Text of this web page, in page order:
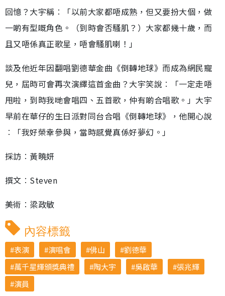
回憶？大宇稱︰「以前大家都唔成熟，但又要扮大個，做
一啲有型嘅角色。（到時會否騷肌？）大家都幾十歲，而
且又唔係真正歌星，唔會騷肌喇！」
談及他近年因翻唱劉德華金曲《倒轉地球》而成為網民寵
兒，屆時可會再次演繹這首金曲？大宇笑說︰「一定走唔
甩啦，到時我哋會唱四、五首歌，仲有啲合唱歌。」大宇
早前在華仔的生日派對同台合唱《倒轉地球》，他開心說
︰「我好榮幸參與，當時感覺真係好夢幻。」
採訪︰黃曉妍
撰文︰Steven
美術︰梁政敏
內容標籤
表演 演唱會 佛山
劉德華
萬千星輝頒獎典禮
陶大宇 吳啟華
張兆輝
演員